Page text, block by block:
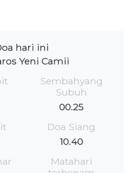
hari ini
Yeni Camii
Sembahyang
Subuh
00.25
Doa Siang
10.40
Matahari